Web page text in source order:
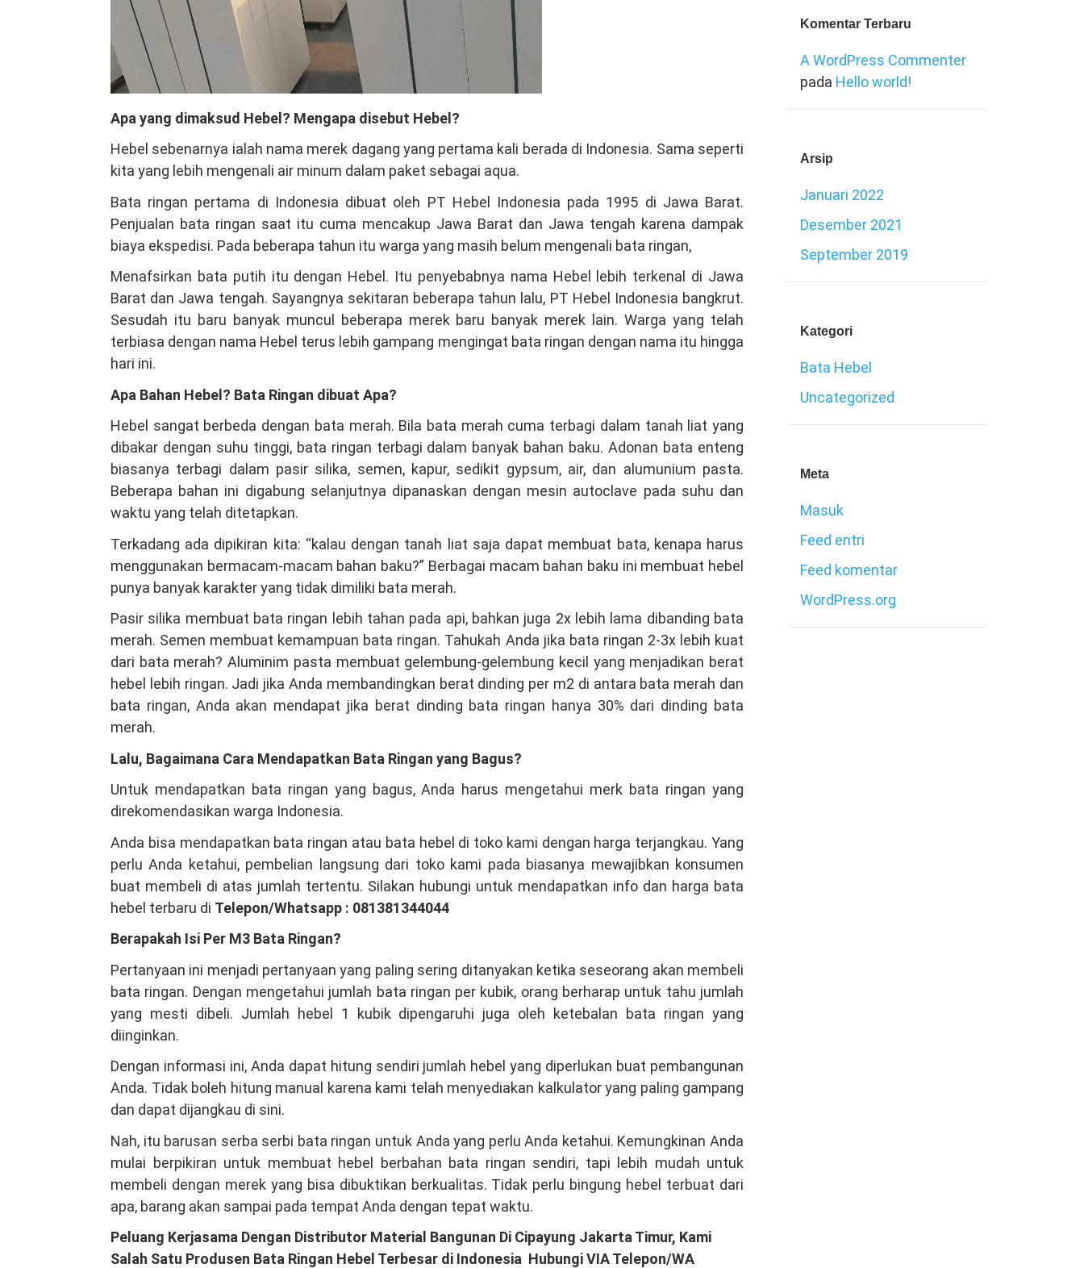
Apa yang dimaksud Hebel? Mengapa disebut Hebel?
Hebel sebenarnya ialah nama merek dagang yang pertama kali berada di Indonesia. Sama seperti
kita yang lebih mengenali air minum dalam paket sebagai aqua.
Bata ringan pertama di Indonesia dibuat oleh PT Hebel Indonesia pada 1995 di Jawa Barat.
Penjualan bata ringan saat itu cuma mencakup Jawa Barat dan Jawa tengah karena dampak
biaya ekspedisi. Pada beberapa tahun itu warga yang masih belum mengenali bata ringan,
Menafsirkan bata putih itu dengan Hebel. Itu penyebabnya nama Hebel lebih terkenal di Jawa
Barat dan Jawa tengah. Sayangnya sekitaran beberapa tahun lalu, PT Hebel Indonesia bangkrut.
Sesudah itu baru banyak muncul beberapa merek baru banyak merek lain. Warga yang telah
terbiasa dengan nama Hebel terus lebih gampang mengingat bata ringan dengan nama itu hingga
hari ini.
Apa Bahan Hebel? Bata Ringan dibuat Apa?
Hebel sangat berbeda dengan bata merah. Bila bata merah cuma terbagi dalam tanah liat yang
dibakar dengan suhu tinggi, bata ringan terbagi dalam banyak bahan baku. Adonan bata enteng
biasanya terbagi dalam pasir silika, semen, kapur, sedikit gypsum, air, dan alumunium pasta.
Beberapa bahan ini digabung selanjutnya dipanaskan dengan mesin autoclave pada suhu dan
waktu yang telah ditetapkan.
Terkadang ada dipikiran kita: “kalau dengan tanah liat saja dapat membuat bata, kenapa harus
menggunakan bermacam-macam bahan baku?” Berbagai macam bahan baku ini membuat hebel
punya banyak karakter yang tidak dimiliki bata merah.
Pasir silika membuat bata ringan lebih tahan pada api, bahkan juga 2x lebih lama dibanding bata
merah. Semen membuat kemampuan bata ringan. Tahukah Anda jika bata ringan 2-3x lebih kuat
dari bata merah? Aluminim pasta membuat gelembung-gelembung kecil yang menjadikan berat
hebel lebih ringan. Jadi jika Anda membandingkan berat dinding per m2 di antara bata merah dan
bata ringan, Anda akan mendapat jika berat dinding bata ringan hanya 30% dari dinding bata
merah.
Lalu, Bagaimana Cara Mendapatkan Bata Ringan yang Bagus?
Untuk mendapatkan bata ringan yang bagus, Anda harus mengetahui merk bata ringan yang
direkomendasikan warga Indonesia.
Anda bisa mendapatkan bata ringan atau bata hebel di toko kami dengan harga terjangkau. Yang
perlu Anda ketahui, pembelian langsung dari toko kami pada biasanya mewajibkan konsumen
buat membeli di atas jumlah tertentu. Silakan hubungi untuk mendapatkan info dan harga bata
hebel terbaru di Telepon/Whatsapp : 081381344044
Berapakah Isi Per M3 Bata Ringan?
Pertanyaan ini menjadi pertanyaan yang paling sering ditanyakan ketika seseorang akan membeli
bata ringan. Dengan mengetahui jumlah bata ringan per kubik, orang berharap untuk tahu jumlah
yang mesti dibeli. Jumlah hebel 1 kubik dipengaruhi juga oleh ketebalan bata ringan yang
diinginkan.
Dengan informasi ini, Anda dapat hitung sendiri jumlah hebel yang diperlukan buat pembangunan
Anda. Tidak boleh hitung manual karena kami telah menyediakan kalkulator yang paling gampang
dan dapat dijangkau di sini.
Nah, itu barusan serba serbi bata ringan untuk Anda yang perlu Anda ketahui. Kemungkinan Anda
mulai berpikiran untuk membuat hebel berbahan bata ringan sendiri, tapi lebih mudah untuk
membeli dengan merek yang bisa dibuktikan berkualitas. Tidak perlu bingung hebel terbuat dari
apa, barang akan sampai pada tempat Anda dengan tepat waktu.
Peluang Kerjasama Dengan Distributor Material Bangunan Di Cipayung Jakarta Timur, Kami
Salah Satu Produsen Bata Ringan Hebel Terbesar di Indonesia Hubungi VIA Telepon/WA
Komentar Terbaru
A WordPress Commenter
pada Hello world!
Arsip
Januari 2022
Desember 2021
September 2019
Kategori
Bata Hebel
Uncategorized
Meta
Masuk
Feed entri
Feed komentar
WordPress.org